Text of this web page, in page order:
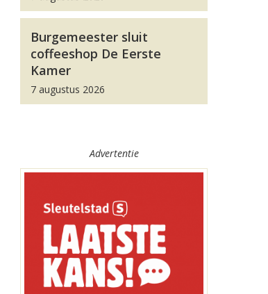
Burgemeester sluit
coffeeshop De Eerste
Kamer
7 augustus 2026
Advertentie